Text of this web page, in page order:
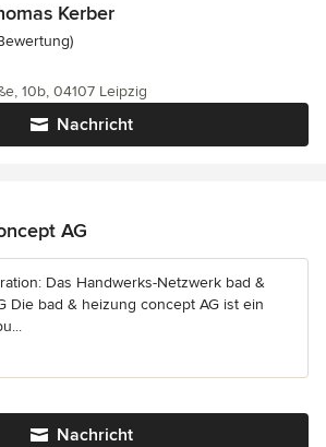
Kerber
4 von 5 Sternen
Nachricht
10b, 04107 Leipzig
AG
Das Handwerks-Netzwerk bad &
Die bad & heizung concept AG ist ein
Nachricht